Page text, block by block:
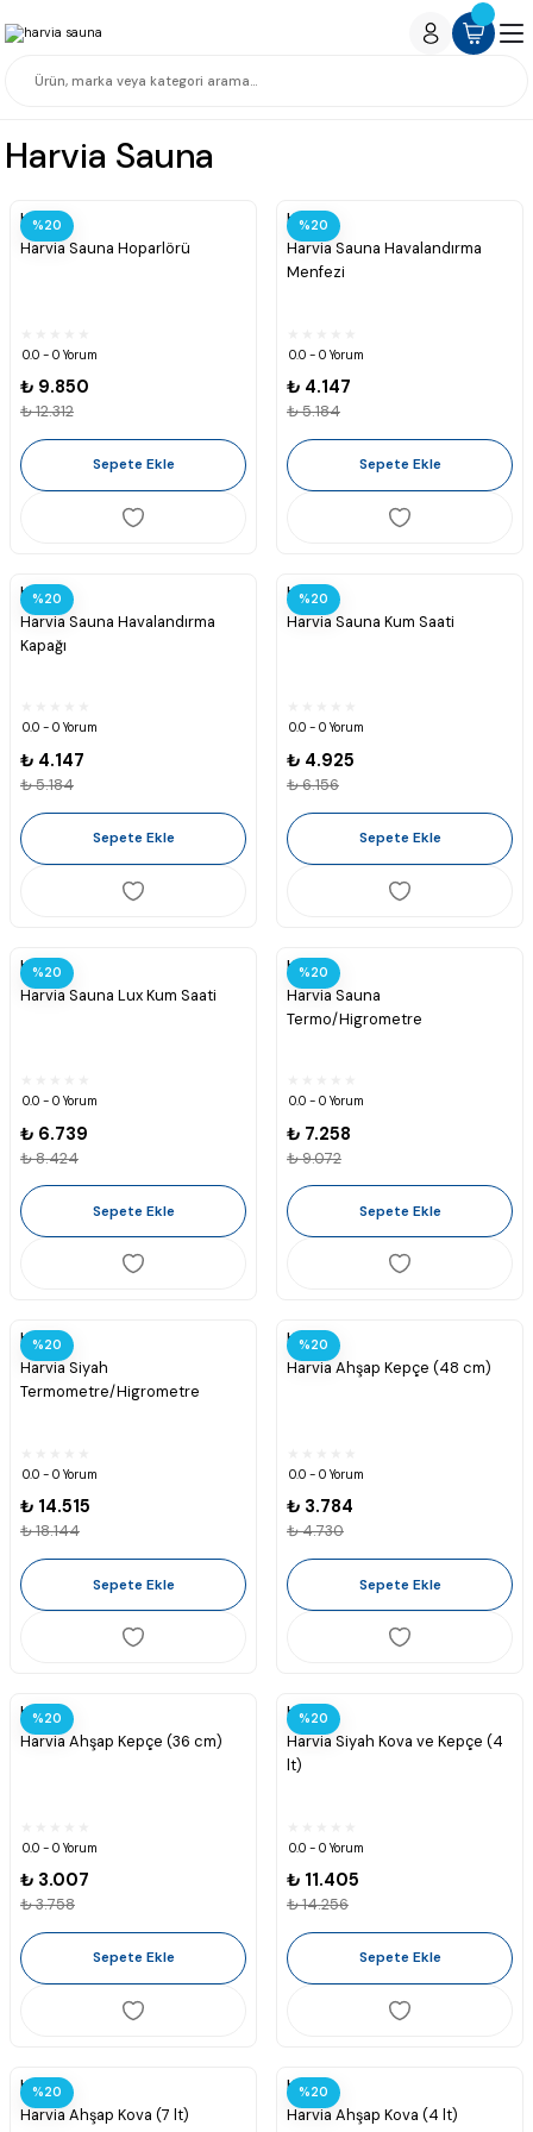
Harvia Sauna
%20
Harvia
Harvia Sauna Hoparlörü
0.0 - 0 Yorum
₺ 9.850
₺ 12.312
Sepete Ekle
%20
Harvia
Harvia Sauna Havalandırma
Menfezi
0.0 - 0 Yorum
₺ 4.147
₺ 5.184
Sepete Ekle
%20
Harvia
Harvia Sauna Havalandırma
Kapağı
0.0 - 0 Yorum
₺ 4.147
₺ 5.184
Sepete Ekle
%20
Harvia
Harvia Sauna Kum Saati
0.0 - 0 Yorum
₺ 4.925
₺ 6.156
Sepete Ekle
%20
Harvia
Harvia Sauna Lux Kum Saati
0.0 - 0 Yorum
₺ 6.739
₺ 8.424
Sepete Ekle
%20
Harvia
Harvia Sauna
Termo/Higrometre
0.0 - 0 Yorum
₺ 7.258
₺ 9.072
Sepete Ekle
%20
Harvia
Harvia Siyah
Termometre/Higrometre
0.0 - 0 Yorum
₺ 14.515
₺ 18.144
Sepete Ekle
%20
Harvia
Harvia Ahşap Kepçe (48 cm)
0.0 - 0 Yorum
₺ 3.784
₺ 4.730
Sepete Ekle
%20
Harvia
Harvia Ahşap Kepçe (36 cm)
0.0 - 0 Yorum
₺ 3.007
₺ 3.758
Sepete Ekle
%20
Harvia
Harvia Siyah Kova ve Kepçe (4
lt)
0.0 - 0 Yorum
₺ 11.405
₺ 14.256
Sepete Ekle
%20
Harvia
Harvia Ahşap Kova (7 lt)
%20
Harvia
Harvia Ahşap Kova (4 lt)